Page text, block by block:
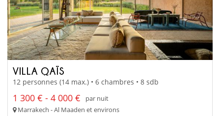
VILLA QAÏS
12 personnes (14 max.) • 6 chambres • 8 sdb
1 300 € - 4 000 €
par nuit
Marrakech - Al Maaden et environs